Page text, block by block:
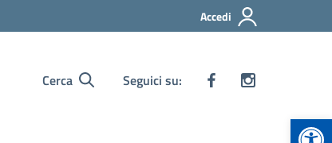
Accedi
Cerca Seguici su: